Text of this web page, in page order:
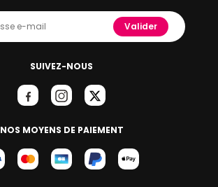
SUIVEZ-NOUS
NOS MOYENS DE PAIEMENT
Valider